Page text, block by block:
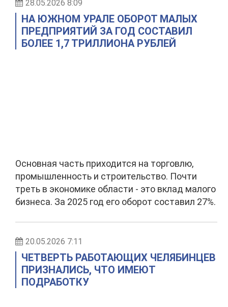
28.05.2026 8:09
НА ЮЖНОМ УРАЛЕ ОБОРОТ МАЛЫХ
ПРЕДПРИЯТИЙ ЗА ГОД СОСТАВИЛ
БОЛЕЕ 1,7 ТРИЛЛИОНА РУБЛЕЙ
Основная часть приходится на торговлю,
промышленность и строительство. Почти
треть в экономике области - это вклад малого
бизнеса. За 2025 год его оборот составил 27%.
20.05.2026 7:11
ЧЕТВЕРТЬ РАБОТАЮЩИХ ЧЕЛЯБИНЦЕВ
ПРИЗНАЛИСЬ, ЧТО ИМЕЮТ
ПОДРАБОТКУ